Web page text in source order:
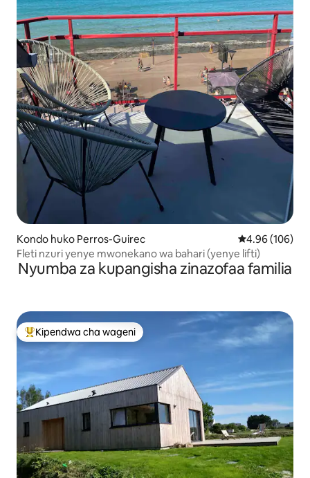
Kondo huko Perros-Guirec Ukadiriaji wa
4.96 (106)
Fleti nzuri yenye mwonekano wa bahari (yenye lifti)
Nyumba za kupangisha zinazofaa familia
Kipendwa maarufu cha wageni
Kipendwa cha wageni